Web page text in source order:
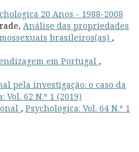
20 Anos - 1988-2008
Análise das propriedades
brasileiros(as) ,
em Portugal ,
pela investigação: o caso da
Vol. 62 N.º 1 (2019)
, Psychologica: Vol. 64 N.º 1